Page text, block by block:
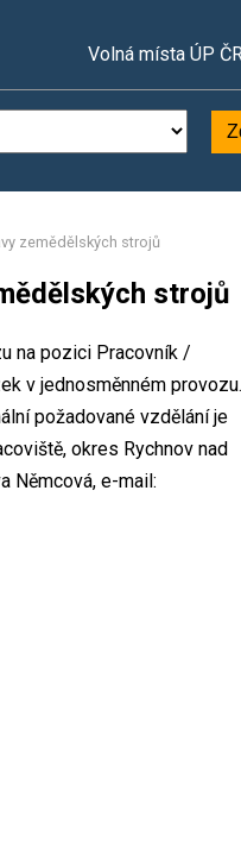
Volná místa ÚP
zemědělských strojů
strojů
na pozici Pracovník /
v jednosměnném provozu.
požadované vzdělání je
okres Rychnov nad
Němcová, e-mail: